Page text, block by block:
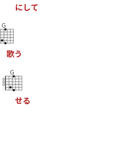
にして
G
歌う
G
せる